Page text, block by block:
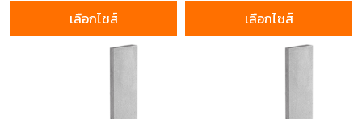
เลือกไซส์ เลือกไซส์